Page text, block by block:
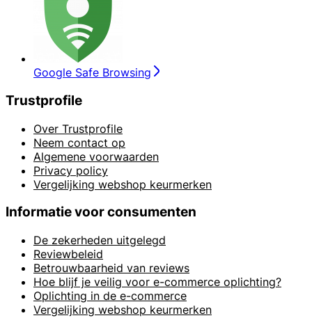
Google Safe Browsing
Trustprofile
Over Trustprofile
Neem contact op
Algemene voorwaarden
Privacy policy
Vergelijking webshop keurmerken
Informatie voor consumenten
De zekerheden uitgelegd
Reviewbeleid
Betrouwbaarheid van reviews
Hoe blijf je veilig voor e-commerce oplichting?
Oplichting in de e-commerce
Vergelijking webshop keurmerken